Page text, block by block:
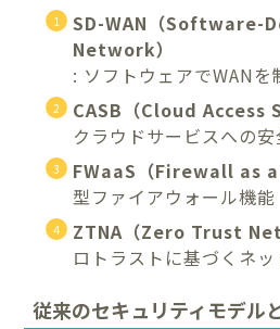
SD-WAN（Software-
Network）
: ソフトウェアでWANを
CASB（Cloud Access
クラウドサービスへの
FWaaS（Firewall as a
型ファイアウォール機能
ZTNA（Zero Trust
ロトラストに基づくネ
従来のセキュリティモデル